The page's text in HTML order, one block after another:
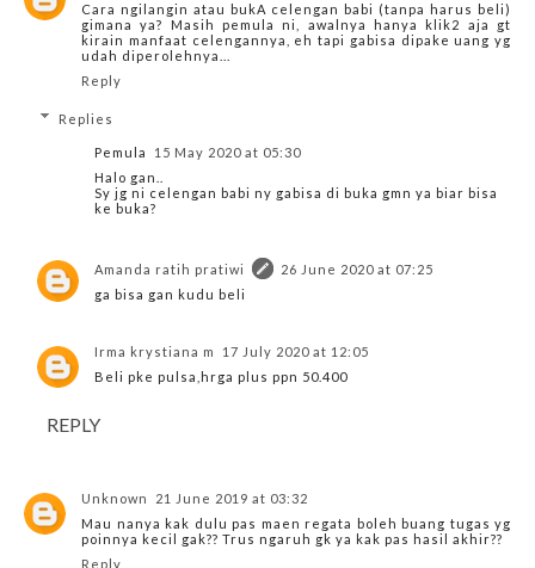
Cara ngilangin atau bukA celengan babi (tanpa harus beli)
gimana ya? Masih pemula ni, awalnya hanya klik2 aja gt
kirain manfaat celengannya, eh tapi gabisa dipake uang yg
udah diperolehnya...
Reply
Replies
Pemula
15 May 2020 at 05:30
Halo gan..
Sy jg ni celengan babi ny gabisa di buka gmn ya biar bisa
ke buka?
Amanda ratih pratiwi
26 June 2020 at 07:25
ga bisa gan kudu beli
Irma krystiana m
17 July 2020 at 12:05
Beli pke pulsa,hrga plus ppn 50.400
REPLY
Unknown
21 June 2019 at 03:32
Mau nanya kak dulu pas maen regata boleh buang tugas yg
poinnya kecil gak?? Trus ngaruh gk ya kak pas hasil akhir??
Reply